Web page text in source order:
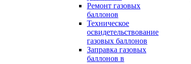
Pемонт газовых
баллонов
Техническое
освидетельствование
газовых баллонов
Заправка газовых
баллонов в